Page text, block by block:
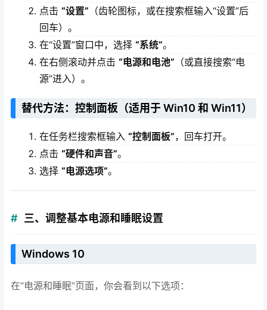
点击 “设置” （齿轮图标，或在搜索框输入“设置”后
回车）。
在“设置”窗口中，选择 “系统”。
在右侧滚动并点击 “电源和电池” （或直接搜索“电
源”进入）。
替代方法：控制面板（适用于 Win10 和 Win11）
在任务栏搜索框输入 “控制面板”，回车打开。
点击 “硬件和声音”。
选择 “电源选项”。
三、调整基本电源和睡眠设置
Windows 10
在“电源和睡眠”页面，你会看到以下选项：